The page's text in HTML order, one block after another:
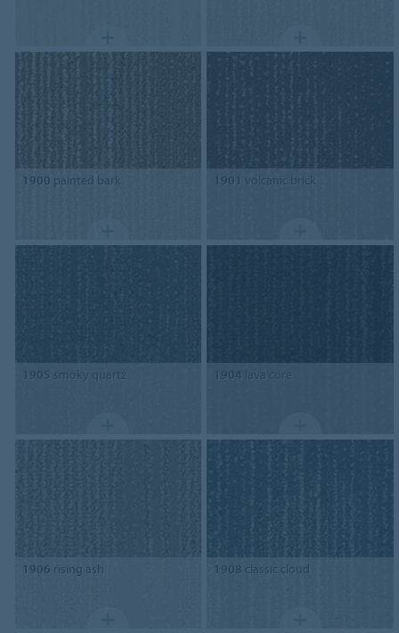
1900 painted bark 1901 volcanic brick
1905 smoky quartz 1904 lava core
1906 rising ash 1908 classic cloud